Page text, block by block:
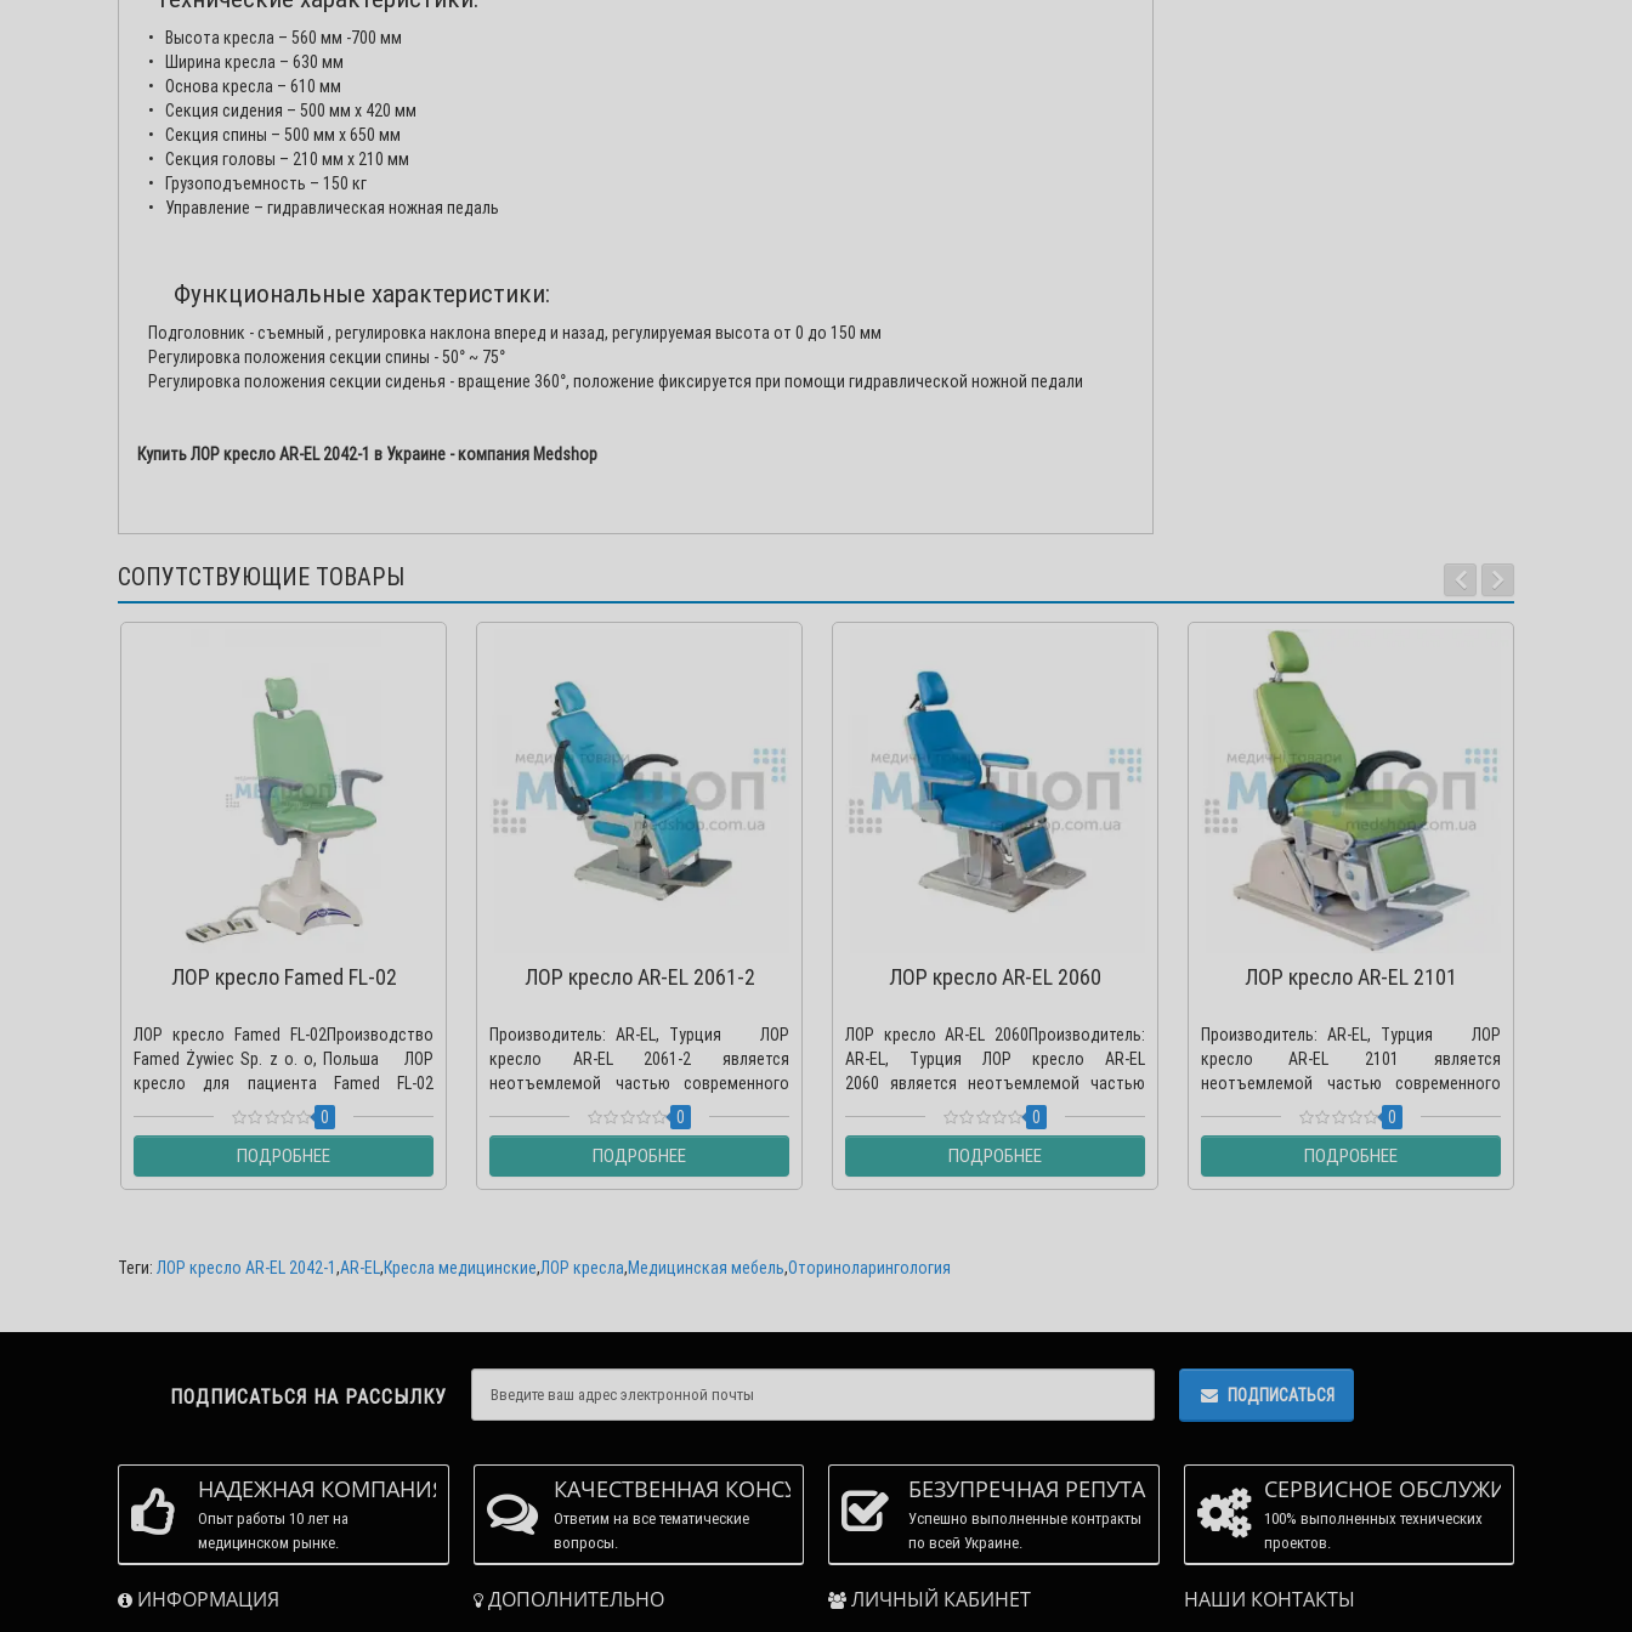
• Высота кресла – 560 мм -700 мм
• Ширина кресла – 630 мм
• Основа кресла – 610 мм
• Секция сидения – 500 мм x 420 мм
• Секция спины – 500 мм x 650 мм
• Секция головы – 210 мм x 210 мм
• Грузоподъемность – 150 кг
• Управление – гидравлическая ножная педаль
Функциональные характеристики:
Подголовник - съемный , регулировка наклона вперед и назад, регулируемая высота от 0 до 150 мм
Регулировка положения секции спины - 50° ~ 75°
Регулировка положения секции сиденья - вращение 360°, положение фиксируется при помощи гидравлической ножной педали
Купить ЛОР кресло AR-EL 2042-1 в Украине - компания Medshop
СОПУТСТВУЮЩИЕ ТОВАРЫ
ЛОР кресло Famed FL-02
ЛОР кресло Famed FL-02Производство
Famed Żywiec Sp. z o. o, Польша ЛОР
кресло для пациента Famed FL-02
0
ПОДРОБНЕЕ
ЛОР кресло AR-EL 2061-2
Производитель: AR-EL, Турция ЛОР
кресло AR-EL 2061-2 является
неотъемлемой частью современного
ЛОР кабинета. Как правило, кр..
0
ПОДРОБНЕЕ
ЛОР кресло AR-EL 2060
ЛОР кресло AR-EL 2060Производитель:
AR-EL, Турция ЛОР кресло AR-EL
2060 является неотъемлемой частью
современного ЛОР кабинета. ..
0
ПОДРОБНЕЕ
ЛОР кресло AR-EL 2101
Производитель: AR-EL, Турция ЛОР
кресло AR-EL 2101 является
неотъемлемой частью современного
ЛОР кабинета. Как правило,..
0
ПОДРОБНЕЕ
Теги: ЛОР кресло AR-EL 2042-1,AR-EL,Кресла медицинские,ЛОР кресла,Медицинская мебель,Оториноларингология
ПОДПИСАТЬСЯ НА РАССЫЛКУ ПОДПИСАТЬСЯ
НАДЕЖНАЯ КОМПАНИЯ
Опыт работы 10 лет на
медицинском рынке.
КАЧЕСТВЕННАЯ КОНСУЛЬТАЦИЯ
Ответим на все тематические
вопросы.
БЕЗУПРЕЧНАЯ РЕПУТАЦИЯ
Успешно выполненные контракты
по всей Украине.
СЕРВИСНОЕ ОБСЛУЖИВАНИЕ
100% выполненных технических
проектов.
ИНФОРМАЦИЯ ДОПОЛНИТЕЛЬНО ЛИЧНЫЙ КАБИНЕТ НАШИ КОНТАКТЫ